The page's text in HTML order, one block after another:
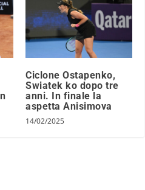
Ciclone Ostapenko,
Swiatek ko dopo tre
anni. In finale la
aspetta Anisimova
14/02/2025